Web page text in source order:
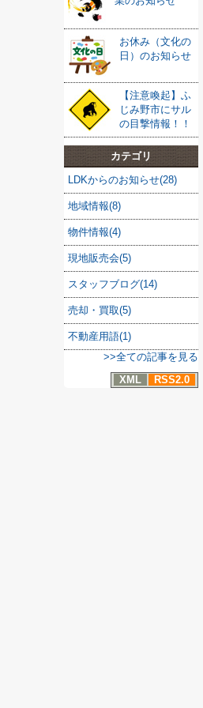
お休み（文化の
日）のお知らせ
【注意喚起】ふ
じみ野市にサル
の目撃情報！！
カテゴリ
LDKからのお知らせ(28)
地域情報(8)
物件情報(4)
現地販売会(5)
スタッフブログ(14)
売却・買取(5)
不動産用語(1)
>>全ての記事を見る
XML
RSS2.0